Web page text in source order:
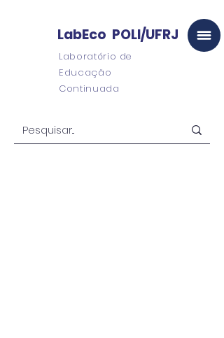
LabEco POLI/UFRJ
Laboratório de
Educação
Continuada